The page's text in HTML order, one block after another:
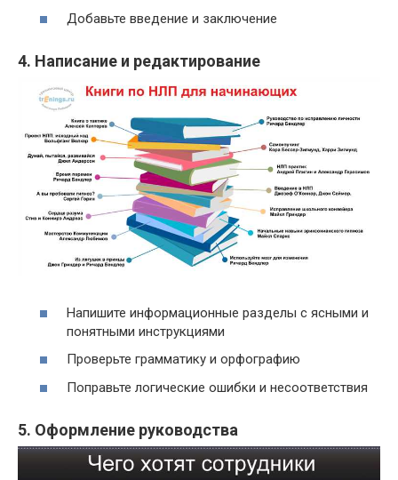
Добавьте введение и заключение
4. Написание и редактирование
Напишите информационные разделы с ясными и
понятными инструкциями
Проверьте грамматику и орфографию
Поправьте логические ошибки и несоответствия
5. Оформление руководства